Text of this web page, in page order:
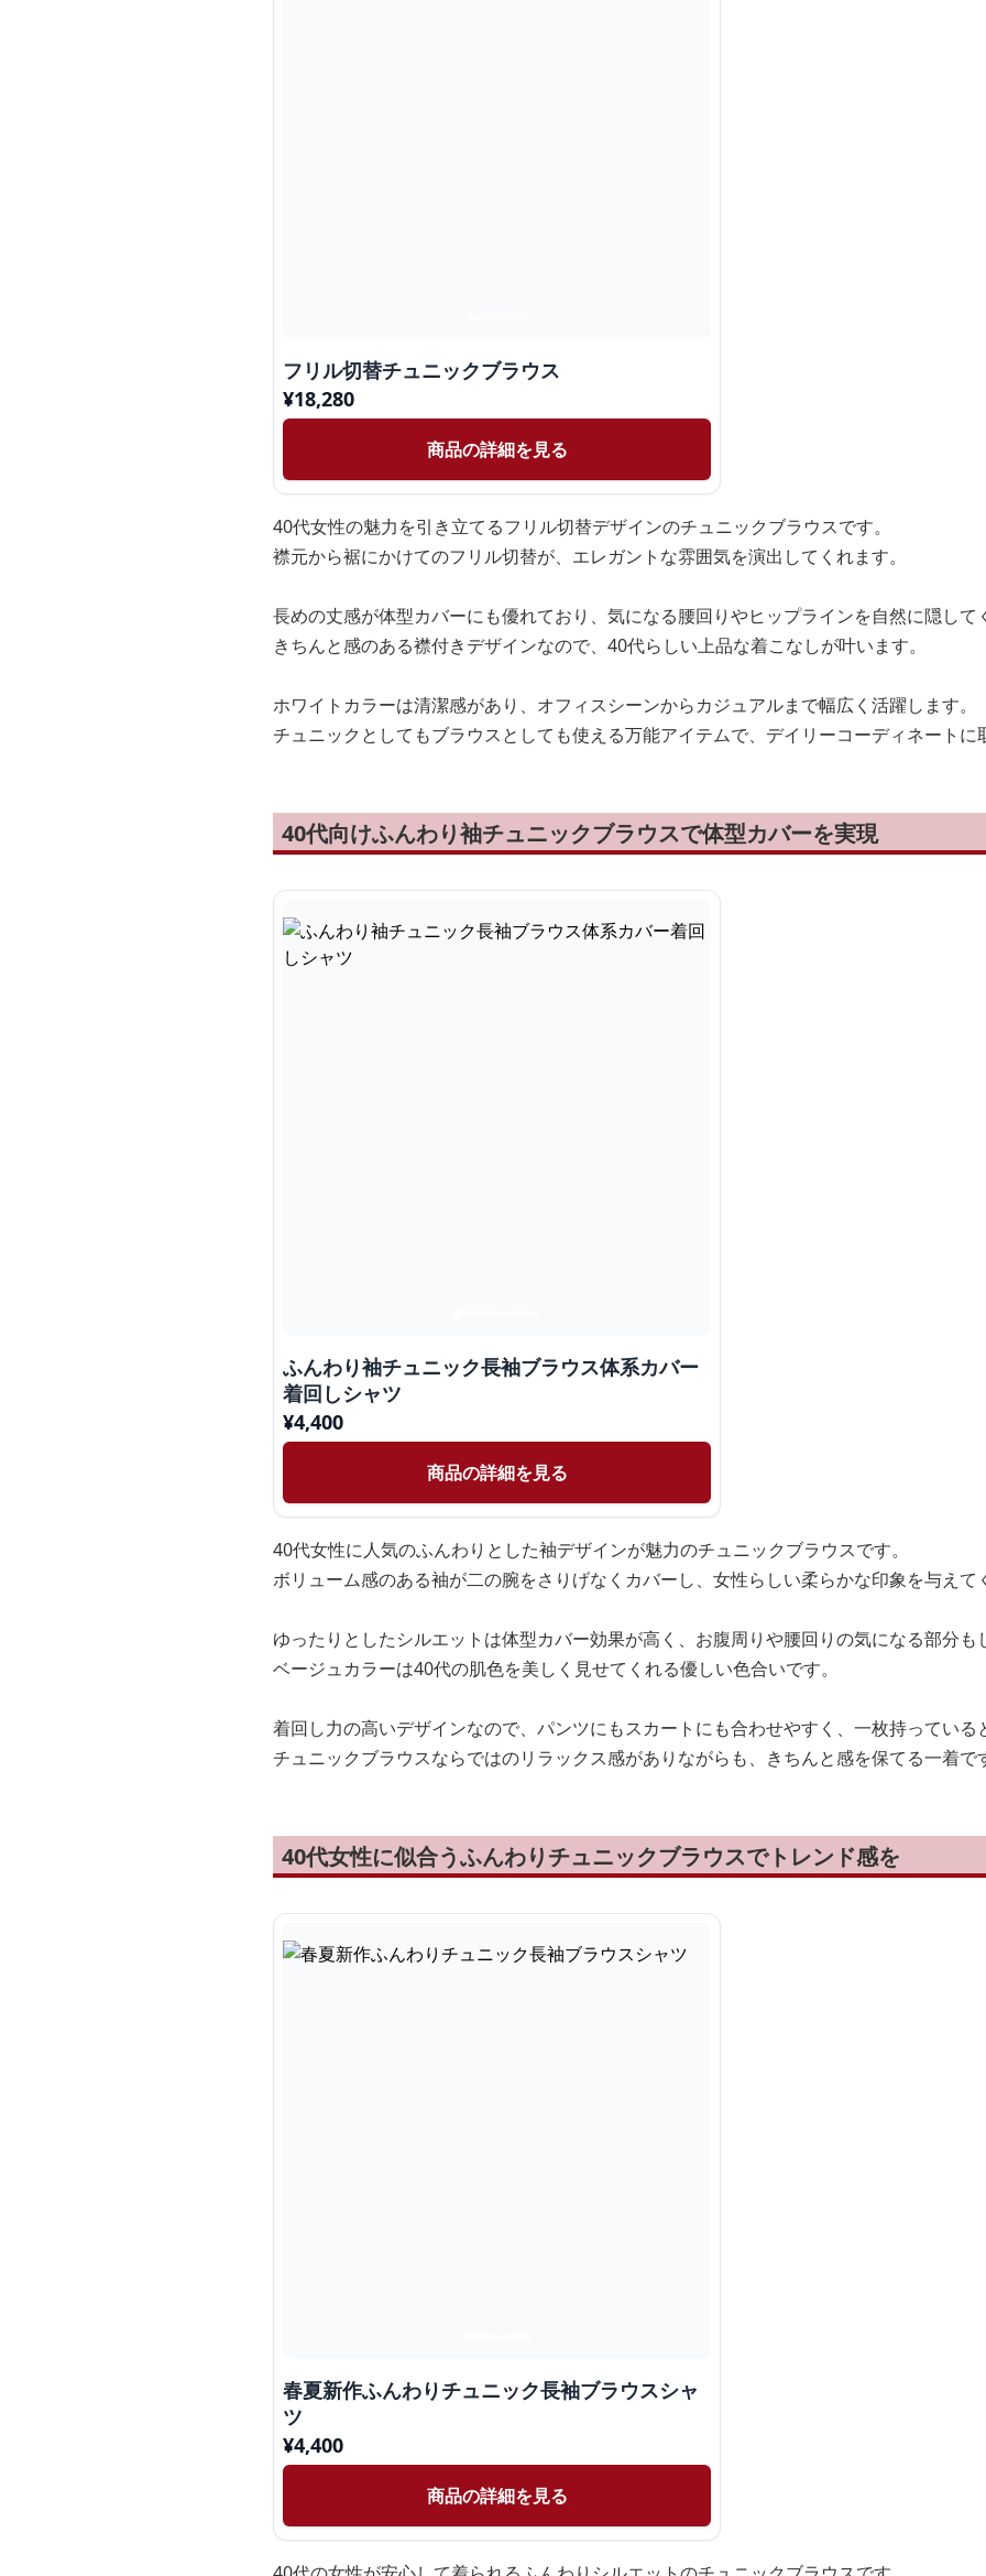
フリル切替チュニックブラウス
¥18,280
商品の詳細を見る
40代女性の魅力を引き立てるフリル切替デザインのチュニックブラウスです。
襟元から裾にかけてのフリル切替が、エレガントな雰囲気を演出してくれます。
長めの丈感が体型カバーにも優れており、気になる腰回りやヒップラインを自然に隠して
きちんと感のある襟付きデザインなので、40代らしい上品な着こなしが叶います。
ホワイトカラーは清潔感があり、オフィスシーンからカジュアルまで幅広く活躍します。
チュニックとしてもブラウスとしても使える万能アイテムで、デイリーコーディネートに
40代向けふんわり袖チュニックブラウスで体型カバーを実現
ふんわり袖チュニック長袖ブラウス体系カバー
着回しシャツ
¥4,400
商品の詳細を見る
40代女性に人気のふんわりとした袖デザインが魅力のチュニックブラウスです。
ボリューム感のある袖が二の腕をさりげなくカバーし、女性らしい柔らかな印象を与えて
ゆったりとしたシルエットは体型カバー効果が高く、お腹周りや腰回りの気になる部分も
ベージュカラーは40代の肌色を美しく見せてくれる優しい色合いです。
着回し力の高いデザインなので、パンツにもスカートにも合わせやすく、一枚持っている
チュニックブラウスならではのリラックス感がありながらも、きちんと感を保てる一着で
40代女性に似合うふんわりチュニックブラウスでトレンド感を
春夏新作ふんわりチュニック長袖ブラウスシャ
ツ
¥4,400
商品の詳細を見る